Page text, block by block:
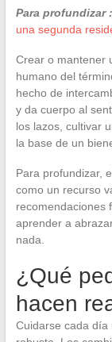
Para profundizar :
una segunda
Crear o mantener
humano del
hecho de
y da cuerpo al
los lazos, cultivar
la base de un
Para profundizar,
como un recurso
recomendaciones
aprender a
nada.
¿Qué
hacen
Cuidarse cada día